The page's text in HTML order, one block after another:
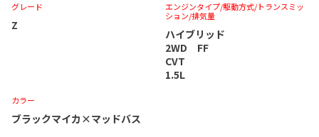
グレード
Z
エンジンタイプ/駆動方式/トランスミッ
ション/排気量
ハイブリッド
2WD FF
CVT
1.5L
カラー
ブラックマイカ×マッドバス